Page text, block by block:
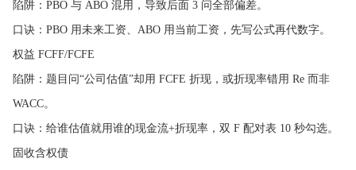
陷阱：PBO 与 ABO 混用，导致后面 3 问全部偏差。
口诀：PBO 用未来工资、ABO 用当前工资，先写公式再代数字。
权益 FCFF/FCFE
陷阱：题目问“公司估值”却用 FCFE 折现，或折现率错用 Re 而非
WACC。
口诀：给谁估值就用谁的现金流+折现率，双 F 配对表 10 秒勾选。
固收含权债